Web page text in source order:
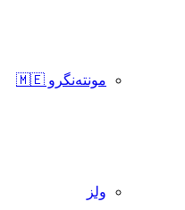
مونته‌نگرو 🇲🇪
ولز